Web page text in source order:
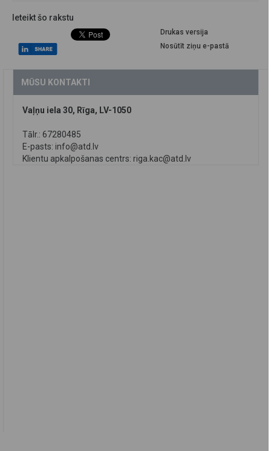
Ieteikt šo rakstu
Drukas versija
Nosūtīt ziņu e-pastā
MŪSU KONTAKTI
Vaļņu iela 30, Rīga, LV-1050
Tālr.: 67280485
E-pasts: info@atd.lv
Klientu apkalpošanas centrs: riga.kac@atd.lv